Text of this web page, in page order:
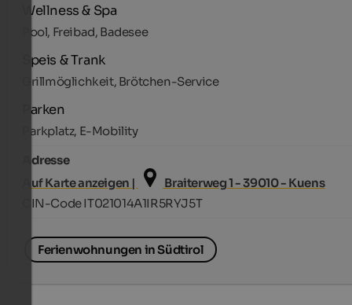
Wellness & Spa
Pool, Freibad, Badesee
Speis & Trank
Grillmöglichkeit, Brötchen-Service
Parken
Parkplatz, E-Mobility
Adresse
Auf Karte anzeigen |
Braiterweg 1 - 39010 - Kuens
CIN-Code IT021014A1IR5RYJ5T
Ferienwohnungen in Südtirol